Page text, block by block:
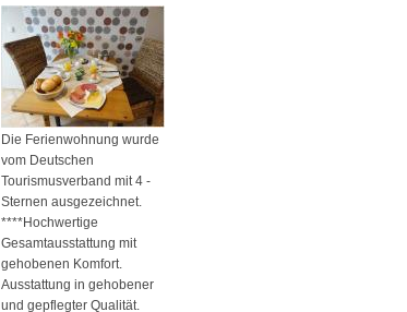
Die Ferienwohnung wurde
vom Deutschen
Tourismusverband mit 4 -
Sternen ausgezeichnet.
****Hochwertige
Gesamtausstattung mit
gehobenen Komfort.
Ausstattung in gehobener
und gepflegter Qualität.